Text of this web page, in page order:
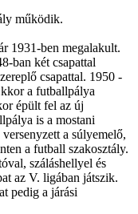
működik.
1931-ben megalakult.
ban két csapattal
csapattal. 1950 -
a futballpálya
épült fel az új
is a mostani
a súlyemelő,
a futball szakosztály.
száláshellyel és
az V. ligában játszik.
pedig a járási